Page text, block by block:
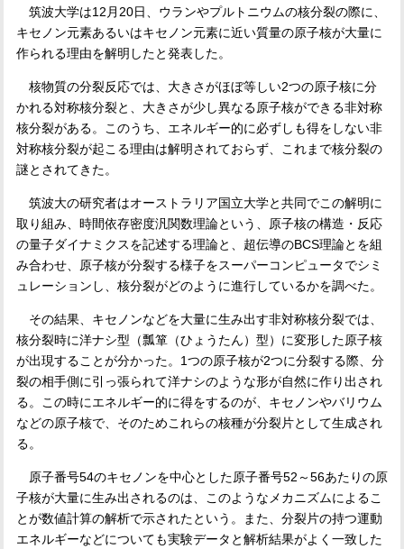
筑波大学は12月20日、ウランやプルトニウムの核分裂の際に、
キセノン元素あるいはキセノン元素に近い質量の原子核が大量に
作られる理由を解明したと発表した。
核物質の分裂反応では、大きさがほぼ等しい2つの原子核に分
かれる対称核分裂と、大きさが少し異なる原子核ができる非対称
核分裂がある。このうち、エネルギー的に必ずしも得をしない非
対称核分裂が起こる理由は解明されておらず、これまで核分裂の
謎とされてきた。
筑波大の研究者はオーストラリア国立大学と共同でこの解明に
取り組み、時間依存密度汎関数理論という、原子核の構造・反応
の量子ダイナミクスを記述する理論と、超伝導のBCS理論とを組
み合わせ、原子核が分裂する様子をスーパーコンピュータでシミ
ュレーションし、核分裂がどのように進行しているかを調べた。
その結果、キセノンなどを大量に生み出す非対称核分裂では、
核分裂時に洋ナシ型（瓢箪（ひょうたん）型）に変形した原子核
が出現することが分かった。 1つの原子核が2つに分裂する際、分
裂の相手側に引っ張られて洋ナシのような形が自然に作り出され
る。この時にエネルギー的に得をするのが、キセノンやバリウム
などの原子核で、そのためこれらの核種が分裂片として生成され
る。
原子番号54のキセノンを中心とした原子番号52 ～56あたりの原
子核が大量に生み出されるのは、このようなメカニズムによるこ
とが数値計算の解析で示されたという。また、分裂片の持つ運動
エネルギーなどについても実験データと解析結果がよく一致した